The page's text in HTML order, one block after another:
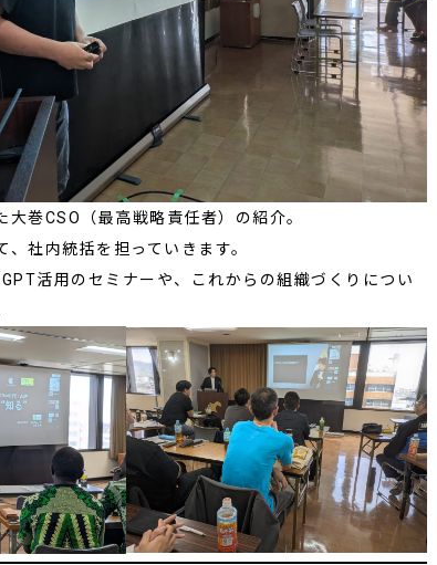
大巻CSO（最高戦略責任者）の紹介。
社内統括を担っていきます。
活用のセミナーや、これからの組織づくりについ